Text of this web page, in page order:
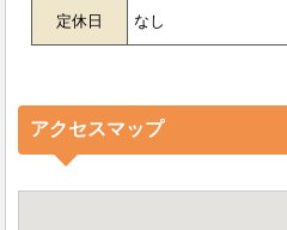
定休日 なし
アクセスマップ